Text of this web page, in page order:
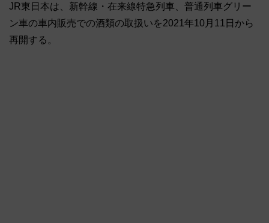
JR東日本は、新幹線・在来線特急列車、普通列車グリー
ン車の車内販売での酒類の取扱いを2021年10月11日から
再開する。